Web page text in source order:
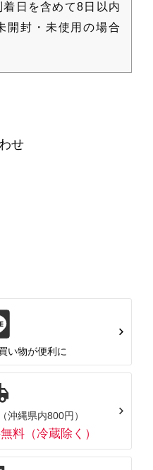
日を含めて8日以内
開封・未使用の場合
せ
い物が便利に
沖縄県内800円）
料（冷蔵除く）